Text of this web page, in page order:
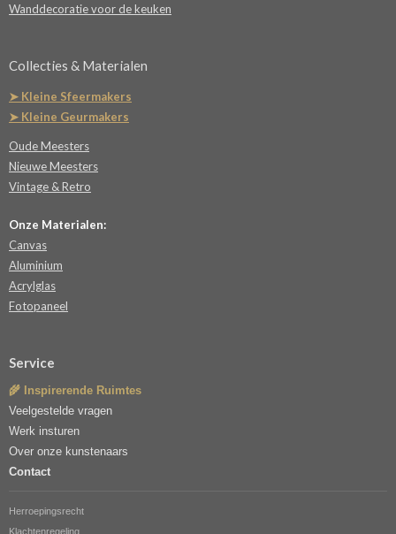
Wanddecoratie voor de keuken
Collecties & Materialen
➤ Kleine Sfeermakers
➤ Kleine Geurmakers
Oude Meesters
Nieuwe Meesters
Vintage & Retro
Onze Materialen:
Canvas
Aluminium
Acrylglas
Fotopaneel
Service
🌾 Inspirerende Ruimtes
Veelgestelde vragen
Werk insturen
Over onze kunstenaars
Contact
Herroepingsrecht
Klachtenregeling